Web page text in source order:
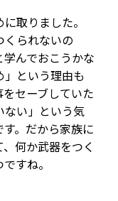
取りました。
くられないの
んでおこうかな
」という理由も
セーブしていた
ない」という気
。だから家族に
何か武器をつく
すね。